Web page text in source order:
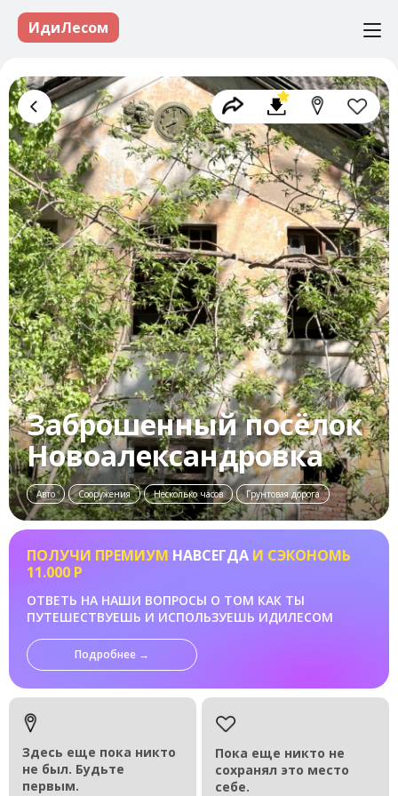
ИдиЛесом
Заброшенный посёлок
Новоалександровка
Авто Сооружения Несколько часов Грунтовая дорога
ПОЛУЧИ ПРЕМИУМ НАВСЕГДА И СЭКОНОМЬ
11.000 Р
ОТВЕТЬ НА НАШИ ВОПРОСЫ О ТОМ КАК ТЫ
ПУТЕШЕСТВУЕШЬ И ИСПОЛЬЗУЕШЬ ИДИЛЕСОМ
Подробнее →
Здесь еще пока никто
не был. Будьте
первым.
Пока еще никто не
сохранял это место
себе.